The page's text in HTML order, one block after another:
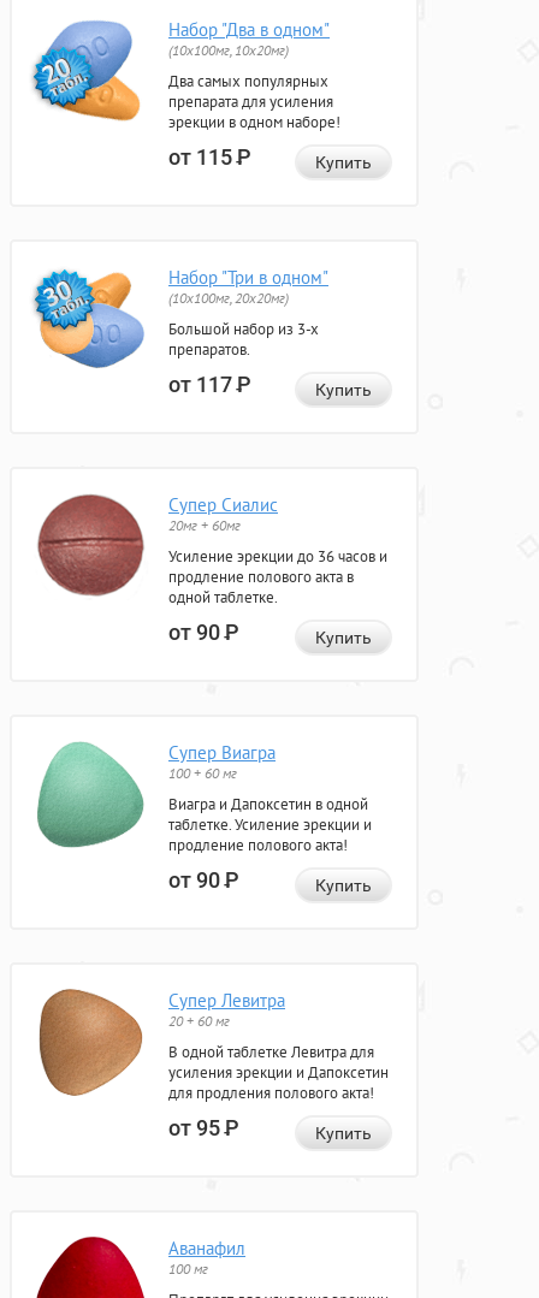
Набор "Два в одном"
(10x100мг, 10x20мг)
Два самых популярных
препарата для усиления
эрекции в одном наборе!
от 115Р Купить
Набор "Три в одном"
(10x100мг, 20x20мг)
Большой набор из 3-х
препаратов.
от 117Р Купить
Супер Сиалис
20мг + 60мг
Усиление эрекции до 36 часов и
продление полового акта в
одной таблетке.
от 90Р Купить
Супер Виагра
100 + 60 мг
Виагра и Дапоксетин в одной
таблетке. Усиление эрекции и
продление полового акта!
от 90Р Купить
Супер Левитра
20 + 60 мг
В одной таблетке Левитра для
усиления эрекции и Дапоксетин
для продления полового акта!
от 95Р Купить
Аванафил
100 мг